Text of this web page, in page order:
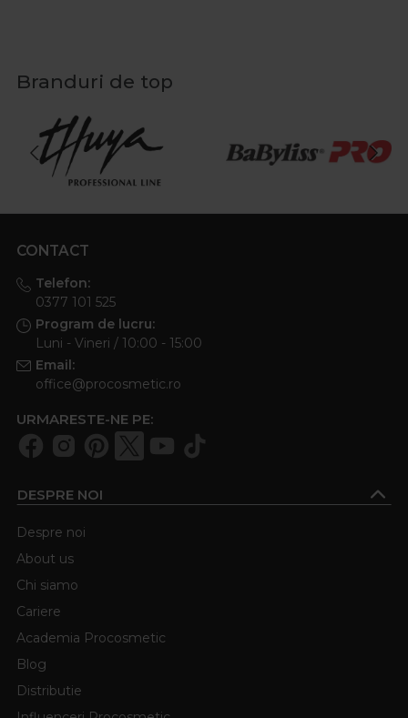
Branduri de top
CONTACT
Telefon:
0377 101 525
Program de lucru:
Luni - Vineri / 10:00 - 15:00
Email:
office@procosmetic.ro
URMARESTE-NE PE:
DESPRE NOI
Despre noi
About us
Chi siamo
Cariere
Academia Procosmetic
Blog
Distributie